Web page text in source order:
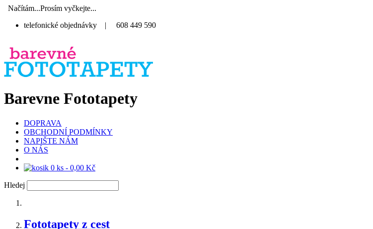
Načítám...Prosím vyčkejte...
telefonické objednávky | 608 449 590
Barevne Fototapety
DOPRAVA
OBCHODNÍ PODMÍNKY
NAPIŠTE NÁM
O NÁS
0 ks - 0,00 Kč
Hledej
Fototapety z cest